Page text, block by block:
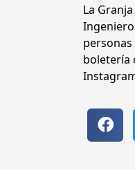
La
personas
boletería